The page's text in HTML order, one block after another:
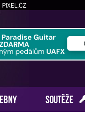
PIXEL.CZ
SOUTĚŽE